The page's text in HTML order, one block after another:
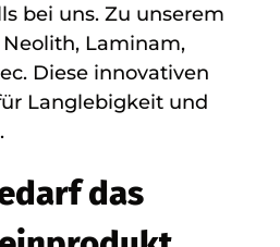
bei uns. Zu unserem
Laminam,
Diese innovativen
Langlebigkeit und
das